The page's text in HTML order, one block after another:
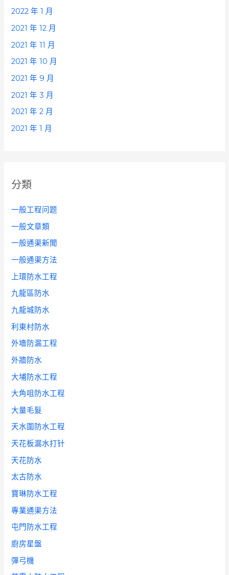
2022 年 1 月
2021 年 12 月
2021 年 11 月
2021 年 10 月
2021 年 9 月
2021 年 3 月
2021 年 2 月
2021 年 1 月
分類
一般工程问题
一般文章類
一般通渠新聞
一般通渠方法
上環防水工程
九龍區防水
九龍城防水
利東村防水
外墻防漏工程
外牆防水
大埔防水工程
大角咀防水工程
大量毛髮
天水圍防水工程
天花板漏水打针
天花防水
太古防水
寶琳防水工程
專業通渠方法
屯門防水工程
廚房星盤
彈弓機